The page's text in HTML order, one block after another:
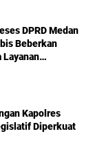
DPRD Medan
Beberkan
Layanan
Kapolres
Diperkuat